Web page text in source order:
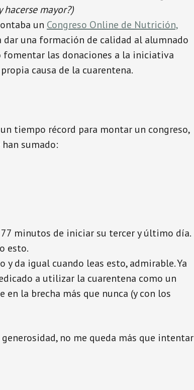
hacerse mayor?)
un Congreso Online de Nutrición,
dar una formación de calidad al alumnado
fomentar las donaciones a la iniciativa
causa de la cuarentena.
tiempo récord para montar un congreso,
sumado:
minutos de iniciar su tercer y último día.
esto.
y da igual cuando leas esto, admirable. Ya
a utilizar la cuarentena como un
la brecha más que nunca (y con los
no me queda más que intentar